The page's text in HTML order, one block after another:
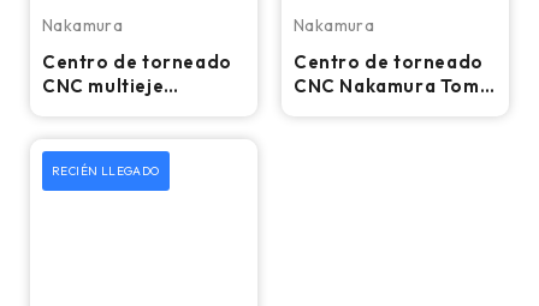
Nakamura
Centro de torneado
CNC multieje
Nakamura
Centro de torneado
CNC Nakamura Tome
RECIÉN LLEGADO